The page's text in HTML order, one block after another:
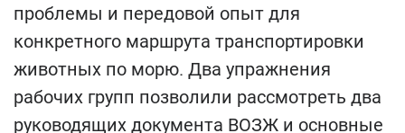
проблемы и передовой опыт для
конкретного маршрута транспортировки
животных по морю. Два упражнения
рабочих групп позволили рассмотреть два
руководящих документа ВОЗЖ и основные